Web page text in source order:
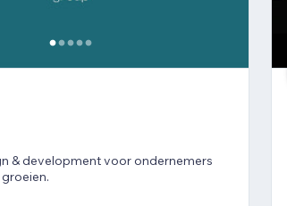
& development voor ondernemers